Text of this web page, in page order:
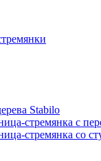
Stabilo
стремянка с
стремянка со